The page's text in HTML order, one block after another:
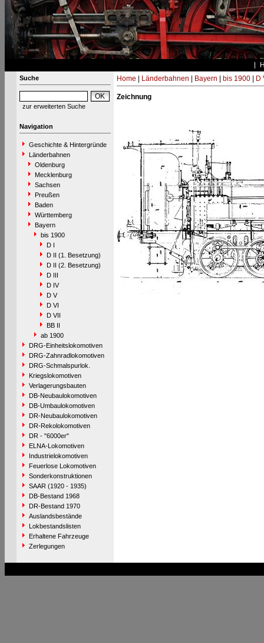
Suche
zur erweiterten Suche
Navigation
Geschichte & Hintergründe
Länderbahnen
Oldenburg
Mecklenburg
Sachsen
Preußen
Baden
Württemberg
Bayern
bis 1900
D I
D II (1. Besetzung)
D II (2. Besetzung)
D III
D IV
D V
D VI
D VII
BB II
ab 1900
DRG-Einheitslokomotiven
DRG-Zahnradlokomotiven
DRG-Schmalspurlok.
Kriegslokomotiven
Verlagerungsbauten
DB-Neubaulokomotiven
DB-Umbaulokomotiven
DR-Neubaulokomotiven
DR-Rekolokomotiven
DR - "6000er"
ELNA-Lokomotiven
Industrielokomotiven
Feuerlose Lokomotiven
Sonderkonstruktionen
SAAR (1920 - 1935)
DB-Bestand 1968
DR-Bestand 1970
Auslandsbestände
Lokbestandslisten
Erhaltene Fahrzeuge
Zerlegungen
Home Länderbahnen Bayern bis 1900| D
Zeichnung